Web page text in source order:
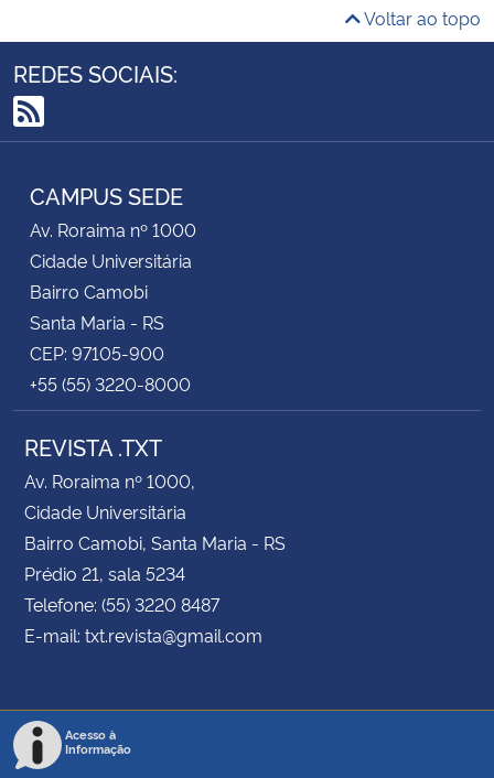
Voltar ao topo
REDES SOCIAIS:
RSS
CAMPUS SEDE
Av. Roraima nº 1000
Cidade Universitária
Bairro Camobi
Santa Maria - RS
CEP: 97105-900
+55 (55) 3220-8000
REVISTA .TXT
Av. Roraima nº 1000,
Cidade Universitária
Bairro Camobi, Santa Maria - RS
Prédio 21, sala 5234
Telefone: (55) 3220 8487
E-mail: txt.revista@gmail.com
Acesso à
Informação